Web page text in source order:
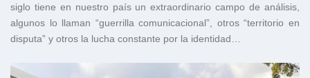
siglo tiene en nuestro país un extraordinario campo de análisis,
algunos lo llaman “guerrilla comunicacional”, otros “territorio en
disputa” y otros la lucha constante por la identidad…